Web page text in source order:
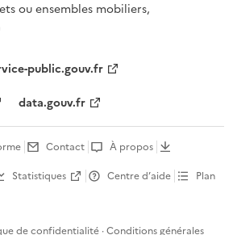
ou ensembles mobiliers,
public.gouv.fr
data.gouv.fr
Contact
À propos
Statistiques Centre d’aide
Plan
de confidentialité ·Conditions générales